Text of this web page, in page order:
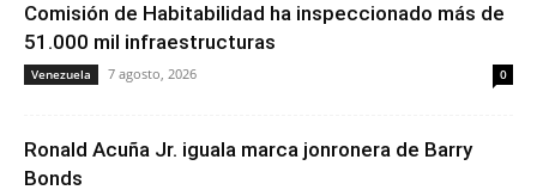
Comisión de Habitabilidad ha inspeccionado más de
51.000 mil infraestructuras
Venezuela 7 agosto, 2026 0
Ronald Acuña Jr. iguala marca jonronera de Barry
Bonds